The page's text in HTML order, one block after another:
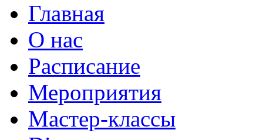
Главная
О нас
Расписание
Мероприятия
Мастер-классы